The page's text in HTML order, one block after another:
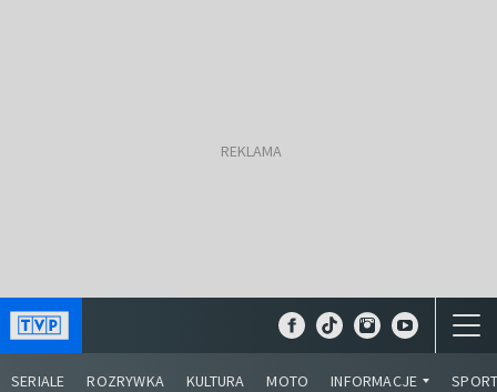
SERIALE ROZRYWKA KULTURA MOTO INFORMACJE